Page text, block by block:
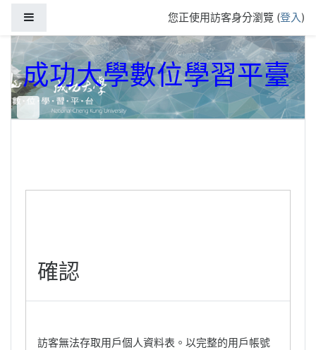
您正使用訪客身分瀏覽 (登入)
成功大學數位學習平臺
確認
訪客無法存取用戶個人資料表。以完整的用戶帳號